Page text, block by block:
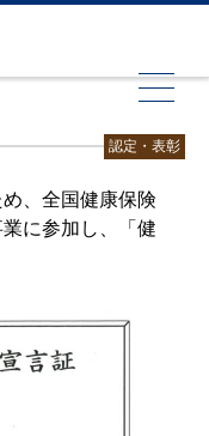
認定・表彰
、全国健康保険
に参加し、「健